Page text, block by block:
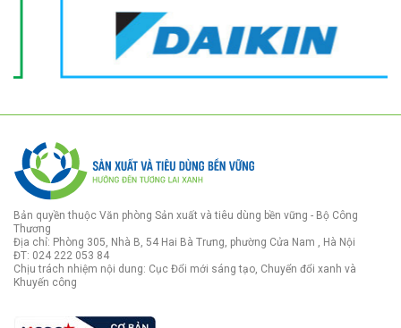
Bản quyền thuộc Văn phòng Sản xuất và tiêu dùng bền vững - Bộ Công
Thương
Địa chỉ: Phòng 305, Nhà B, 54 Hai Bà Trưng, phường Cửa Nam , Hà Nội
ĐT: 024 222 053 84
Chịu trách nhiệm nội dung: Cục Đổi mới sáng tạo, Chuyển đổi xanh và
Khuyến công